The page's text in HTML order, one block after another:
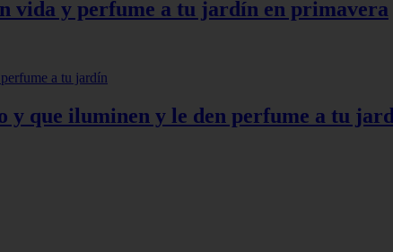
vida y perfume a tu jardín en primavera
y que iluminen y le den perfume a tu